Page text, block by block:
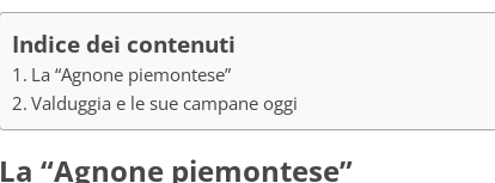
Indice dei contenuti
La “Agnone piemontese”
Valduggia e le sue campane oggi
La “Agnone piemontese”